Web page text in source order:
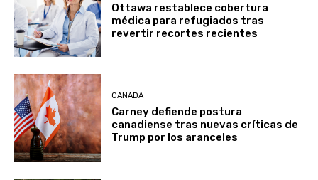
Ottawa restablece cobertura
médica para refugiados tras
revertir recortes recientes
CANADA
Carney defiende postura
canadiense tras nuevas críticas de
Trump por los aranceles